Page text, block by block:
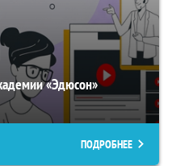
«Эдюсон»
ПОДРОБНЕЕ